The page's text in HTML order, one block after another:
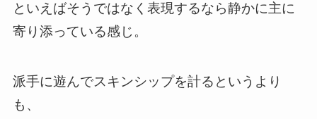
といえばそうではなく表現するなら静かに主に
寄り添っている感じ。
派手に遊んでスキンシップを計るというより
も、